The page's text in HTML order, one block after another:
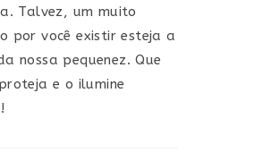
Talvez, um muito
por você existir esteja a
nossa pequenez. Que
e o ilumine